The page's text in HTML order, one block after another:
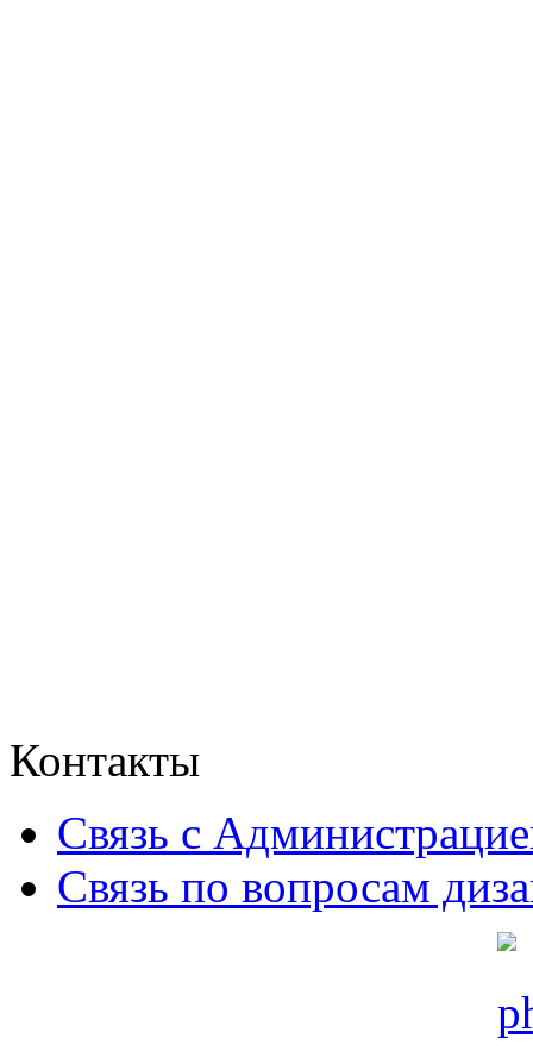
Контакты
Связь с
Связь по вопросам